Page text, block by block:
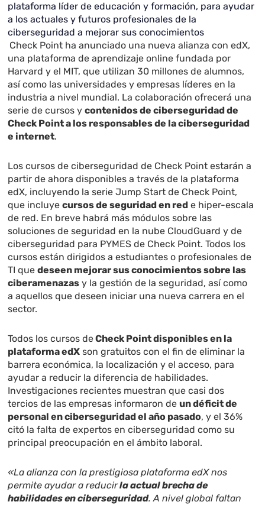
plataforma líder de educación y formación, para ayudar
a los actuales y futuros profesionales de la
ciberseguridad a mejorar sus conocimientos
Check Point ha anunciado una nueva alianza conedX,
una plataforma de aprendizaje online fundada por
Harvard y el MIT, que utilizan 30 millones de alumnos,
así como las universidades y empresas líderes en la
industria a nivel mundial. La colaboración ofrecerá una
serie de cursos ycontenidos de ciberseguridad de
Check Point a los responsables de la ciberseguridad
e internet.
Los cursos de ciberseguridad de Check Point estarán a
partir de ahora disponibles a través de la plataforma
edX, incluyendo la serieJump Start de Check Point,
que incluyecursos de seguridad en red e hiper-escala
de red. En breve habrá más módulos sobre las
soluciones de seguridad en la nube CloudGuard y de
ciberseguridad para PYMES de Check Point. Todos los
cursos están dirigidos a estudiantes o profesionales de
TI quedeseen mejorar sus conocimientos sobre las
ciberamenazas y la gestión de la seguridad, así como
a aquellos que deseen iniciar una nueva carrera en el
sector.
Todos los cursos deCheck Point disponibles en la
plataforma edX son gratuitos con el fin de eliminar la
barrera económica, la localización y el acceso, para
ayudar a reducir la diferencia de habilidades.
Investigaciones recientes muestran que casi dos
tercios de las empresas informaron deun déficit de
personal en ciberseguridad el año pasado, y el 36%
citó la falta de expertos en ciberseguridad como su
principal preocupación en el ámbito laboral.
«La alianza con la prestigiosa plataforma edX nos
permite ayudar a reducirla actual brecha de
habilidades en ciberseguridad. A nivel global faltan